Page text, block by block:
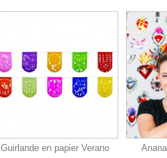
Guirlande en papier Verano